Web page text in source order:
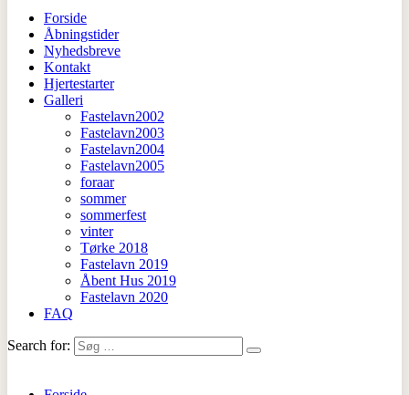
Forside
Åbningstider
Nyhedsbreve
Kontakt
Hjertestarter
Galleri
Fastelavn2002
Fastelavn2003
Fastelavn2004
Fastelavn2005
foraar
sommer
sommerfest
vinter
Tørke 2018
Fastelavn 2019
Åbent Hus 2019
Fastelavn 2020
FAQ
Search for: